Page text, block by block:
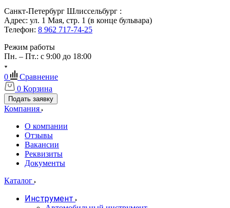
Санкт-Петербург Шлиссельбург :
Адрес: ул. 1 Мая, стр. 1 (в конце бульвара)
Телефон: 8 962 717-74-25
Режим работы
Пн. – Пт.: с 9:00 до 18:00
0
Сравнение
0 Корзина
Подать заявку
Компания
О компании
Отзывы
Вакансии
Реквизиты
Документы
Каталог
Инструмент